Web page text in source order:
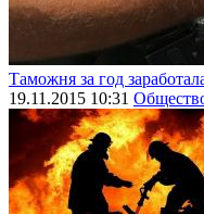
Таможня за год
19.11.2015 10:31